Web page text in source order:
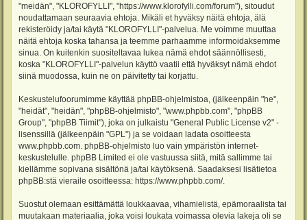
"meidän", "KLOROFYLLI", "https://www.klorofylli.com/forum"), sitoudut
noudattamaan seuraavia ehtoja. Mikäli et hyväksy näitä ehtoja, älä
rekisteröidy ja/tai käytä "KLOROFYLLI"-palvelua. Me voimme muuttaa
näitä ehtoja koska tahansa ja teemme parhaamme informoidaksemme
sinua. On kuitenkin suositeltavaa lukea nämä ehdot säännöllisesti,
koska "KLOROFYLLI"-palvelun käyttö vaatii että hyväksyt nämä ehdot
siinä muodossa, kuin ne on päivitetty tai korjattu.
Keskustelufoorumimme käyttää phpBB-ohjelmistoa, (jälkeenpäin "he",
"heidät", "heidän", "phpBB-ohjelmisto", "www.phpbb.com", "phpBB
Group", "phpBB Tiimit"), joka on julkaistu "General Public License v2" -
lisenssillä (jälkeenpäin "GPL") ja se voidaan ladata osoitteesta
www.phpbb.com . phpBB-ohjelmisto luo vain ympäristön internet-
keskustelulle. phpBB Limited ei ole vastuussa siitä, mitä sallimme tai
kiellämme sopivana sisältönä ja/tai käytöksenä. Saadaksesi lisätietoa
phpBB:stä vieraile osoitteessa: https://www.phpbb.com/.
Suostut olemaan esittämättä loukkaavaa, vihamielistä, epämoraalista tai
muutakaan materiaalia, joka voisi loukata voimassa olevia lakeja oli se